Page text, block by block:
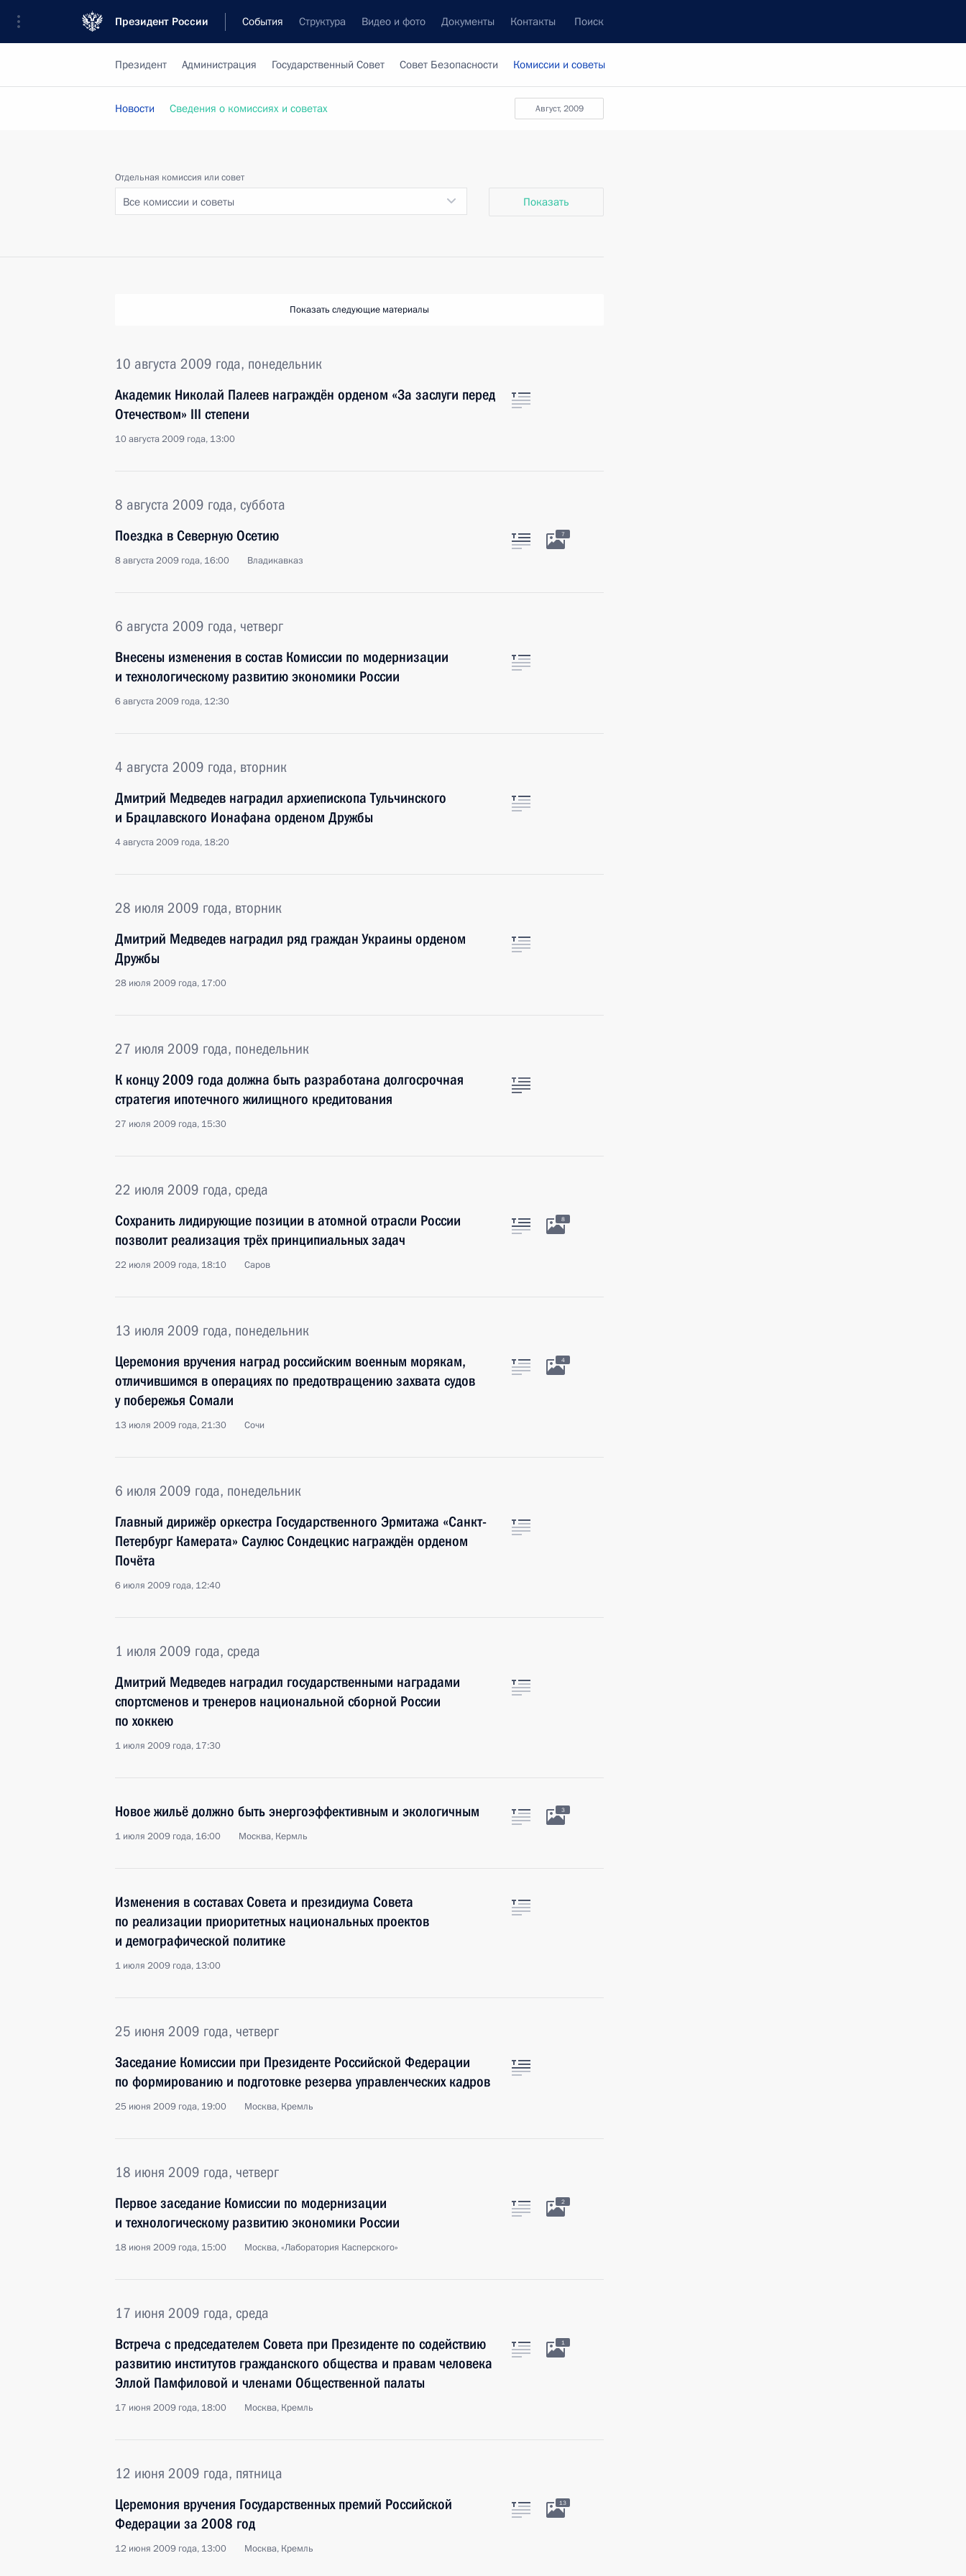
Президент России События Структура Видео и фото Документы Контакты Поиск
Президент Администрация Государственный Совет Совет Безопасности Комиссии и советы
август, 2009
Новости Сведения о комиссиях и советах
Отдельная комиссия или совет
Все комиссии и советы Показать
Показать следующие материалы
10 августа 2009 года, понедельник
Академик Николай Палеев награждён орденом «За заслуги перед
Отечеством» III степени
10 августа 2009 года, 13:00
8 августа 2009 года, суббота
Поездка в Северную Осетию
8 августа 2009 года, 16:00 Владикавказ
7
6 августа 2009 года, четверг
Внесены изменения в состав Комиссии по модернизации
и технологическому развитию экономики России
6 августа 2009 года, 12:30
4 августа 2009 года, вторник
Дмитрий Медведев наградил архиепископа Тульчинского
и Брацлавского Ионафана орденом Дружбы
4 августа 2009 года, 18:20
28 июля 2009 года, вторник
Дмитрий Медведев наградил ряд граждан Украины орденом
Дружбы
28 июля 2009 года, 17:00
27 июля 2009 года, понедельник
К концу 2009 года должна быть разработана долгосрочная
стратегия ипотечного жилищного кредитования
27 июля 2009 года, 15:30
22 июля 2009 года, среда
Сохранить лидирующие позиции в атомной отрасли России
позволит реализация трёх принципиальных задач
22 июля 2009 года, 18:10 Саров
8
13 июля 2009 года, понедельник
Церемония вручения наград российским военным морякам,
отличившимся в операциях по предотвращению захвата судов
у побережья Сомали
13 июля 2009 года, 21:30 Сочи
4
6 июля 2009 года, понедельник
Главный дирижёр оркестра Государственного Эрмитажа «Санкт-
Петербург Камерата» Саулюс Сондецкис награждён орденом
Почёта
6 июля 2009 года, 12:40
1 июля 2009 года, среда
Дмитрий Медведев наградил государственными наградами
спортсменов и тренеров национальной сборной России
по хоккею
1 июля 2009 года, 17:30
Новое жильё должно быть энергоэффективным и экологичным
1 июля 2009 года, 16:00 Москва, Кермль
3
Изменения в составах Совета и президиума Совета
по реализации приоритетных национальных проектов
и демографической политике
1 июля 2009 года, 13:00
25 июня 2009 года, четверг
Заседание Комиссии при Президенте Российской Федерации
по формированию и подготовке резерва управленческих кадров
25 июня 2009 года, 19:00 Москва, Кремль
18 июня 2009 года, четверг
Первое заседание Комиссии по модернизации
и технологическому развитию экономики России
18 июня 2009 года, 15:00 Москва, «Лаборатория Касперского»
2
17 июня 2009 года, среда
Встреча с председателем Совета при Президенте по содействию
развитию институтов гражданского общества и правам человека
Эллой Памфиловой и членами Общественной палаты
17 июня 2009 года, 18:00 Москва, Кремль
1
12 июня 2009 года, пятница
Церемония вручения Государственных премий Российской
Федерации за 2008 год
12 июня 2009 года, 13:00 Москва, Кремль
13